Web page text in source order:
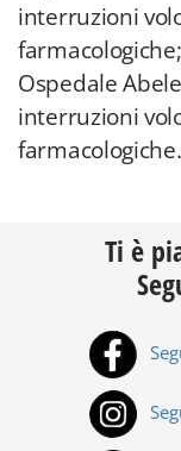
interruzioni
farmacologiche;
Ospedale
interruzioni
farmacologiche.
Ti è